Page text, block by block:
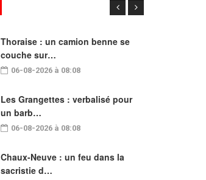
Thoraise : un camion benne se
couche sur…
06-08-2026 à 08:08
Les Grangettes : verbalisé pour
un barb…
06-08-2026 à 08:08
Chaux-Neuve : un feu dans la
sacristie d…